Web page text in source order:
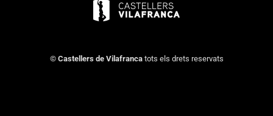
© Castellers de Vilafrancatots els drets reservats